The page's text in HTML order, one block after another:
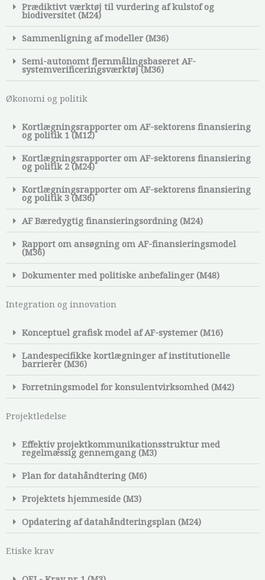
Prædiktivt værktøj til vurdering af kulstof og
biodiversitet (M24)
Sammenligning af modeller (M36)
Semi-autonomt fjernmålingsbaseret AF-
systemverificeringsværktøj (M36)
Økonomi og politik
Kortlægningsrapporter om AF-sektorens finansiering
og politik 1 (M12)
Kortlægningsrapporter om AF-sektorens finansiering
og politik 2 (M24)
Kortlægningsrapporter om AF-sektorens finansiering
og politik 3 (M36)
AF Bæredygtig finansieringsordning (M24)
Rapport om ansøgning om AF-finansieringsmodel
(M36)
Dokumenter med politiske anbefalinger (M48)
Integration og innovation
Konceptuel grafisk model af AF-systemer (M16)
Landespecifikke kortlægninger af institutionelle
barrierer (M36)
Forretningsmodel for konsulentvirksomhed (M42)
Projektledelse
Effektiv projektkommunikationsstruktur med
regelmæssig gennemgang (M3)
Plan for datahåndtering (M6)
Projektets hjemmeside (M3)
Opdatering af datahåndteringsplan (M24)
Etiske krav